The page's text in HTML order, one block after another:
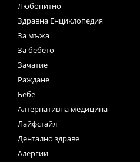
Любопитно
Здравна Енциклопедия
За мъжа
За бебето
Зачатие
Раждане
Бебе
Алтернативна медицина
Лайфстайл
Дентално здраве
Алергии